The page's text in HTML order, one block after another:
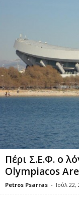
Πέρι Σ.Ε.Φ. ο
Olympiacos
Petros Psarras - Ιούλ 22,